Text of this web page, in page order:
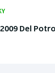
Del